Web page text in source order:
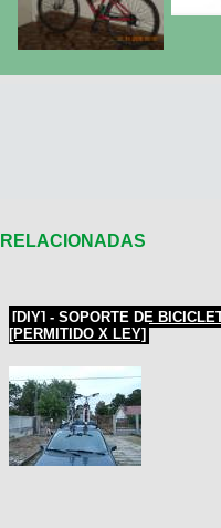
RELACIONADAS
[DIY] - SOPORTE DE
[PERMITIDO X LEY]